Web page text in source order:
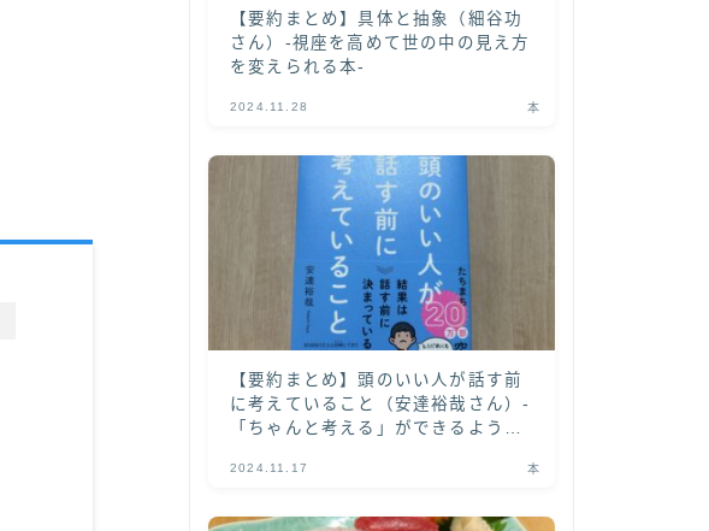
【要約まとめ】具体と抽象（細谷功
さん）-視座を高めて世の中の見え方
を変えられる本-
2024.11.28 本
【要約まとめ】頭のいい人が話す前
に考えていること（安達裕哉さん）-
「ちゃんと考える」ができるように
2024.11.17 本